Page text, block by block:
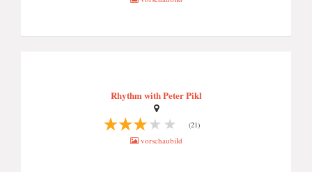
Rhythm with Peter Pikl
(21)
vorschaubild